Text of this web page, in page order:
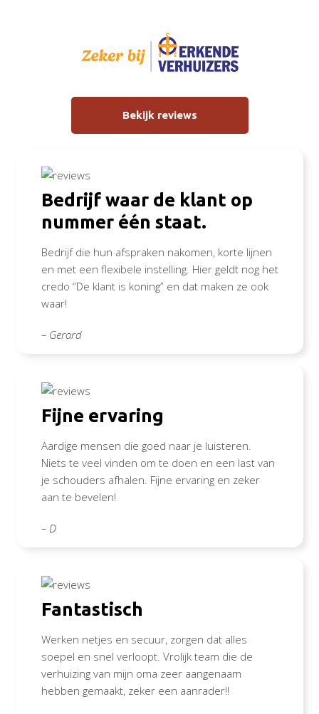
Bekijk reviews
Bedrijf waar de klant op
nummer één staat.
Bedrijf die hun afspraken nakomen, korte lijnen
en met een flexibele instelling. Hier geldt nog het
credo “De klant is koning” en dat maken ze ook
waar!
– Gerard
Fijne ervaring
Aardige mensen die goed naar je luisteren.
Niets te veel vinden om te doen en een last van
je schouders afhalen. Fijne ervaring en zeker
aan te bevelen!
– D
Fantastisch
Werken netjes en secuur, zorgen dat alles
soepel en snel verloopt. Vrolijk team die de
verhuizing van mijn oma zeer aangenaam
hebben gemaakt, zeker een aanrader!!